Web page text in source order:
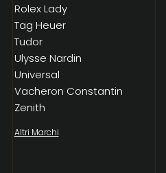
Rolex Lady
Tag Heuer
Tudor
Ulysse Nardin
Universal
Vacheron Constantin
Zenith
Altri Marchi